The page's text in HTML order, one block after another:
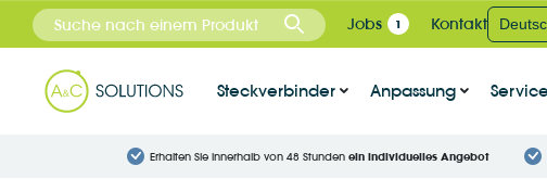
Jobs 1 Kontakt
Steckverbinder Anpassung
Erhalten Sie innerhalb von 48 Stunden ein individuelles Angebot
Cookie-Einstellungen